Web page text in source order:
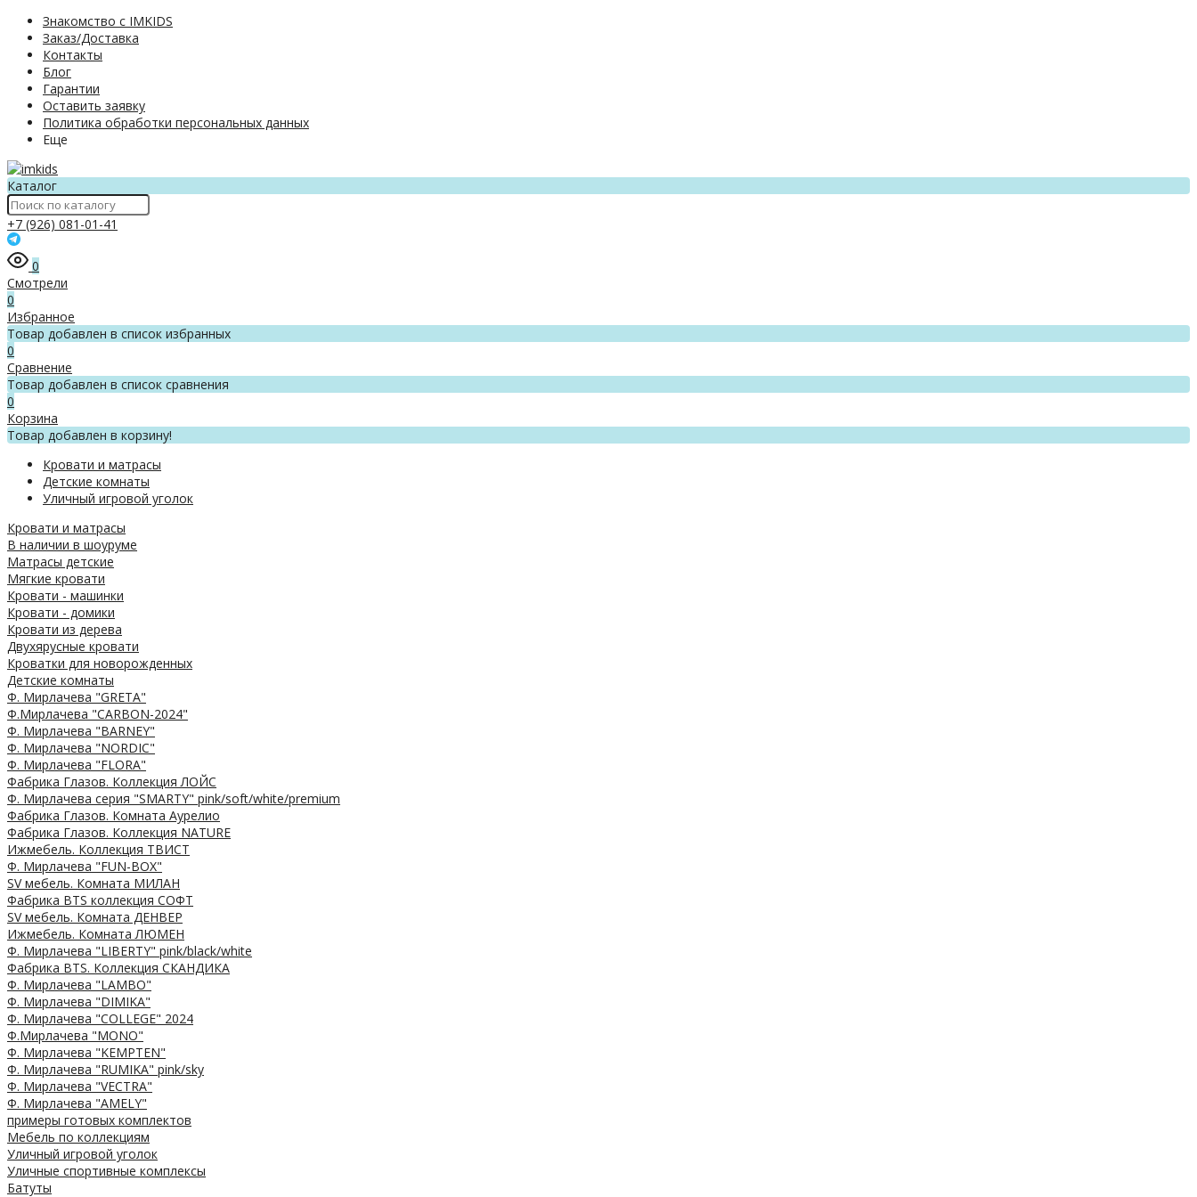
Знакомство с IMKIDS
Заказ/Доставка
Контакты
Блог
Гарантии
Оставить заявку
Политика обработки персональных данных
Еще
Каталог
+7 (926) 081-01-41
0
Смотрели
0
Избранное
Товар добавлен в список избранных
0
Сравнение
Товар добавлен в список сравнения
0
Корзина
Товар добавлен в корзину!
Кровати и матрасы
Детские комнаты
Уличный игровой уголок
Кровати и матрасы
В наличии в шоуруме
Матрасы детские
Мягкие кровати
Кровати - машинки
Кровати - домики
Кровати из дерева
Двухярусные кровати
Кроватки для новорожденных
Детские комнаты
Ф. Мирлачева "GRETA"
Ф.Мирлачева "CARBON-2024"
Ф. Мирлачева "BARNEY"
Ф. Мирлачева "NORDIC"
Ф. Мирлачева "FLORA"
Фабрика Глазов. Коллекция ЛОЙС
Ф. Мирлачева серия "SMARTY" pink/soft/white/premium
Фабрика Глазов. Комната Аурелио
Фабрика Глазов. Коллекция NATURE
Ижмебель. Коллекция ТВИСТ
Ф. Мирлачева "FUN-BOX"
SV мебель. Комната МИЛАН
Фабрика BTS коллекция СОФТ
SV мебель. Комната ДЕНВЕР
Ижмебель. Комната ЛЮМЕН
Ф. Мирлачева "LIBERTY" pink/black/white
Фабрика BTS. Коллекция СКАНДИКА
Ф. Мирлачева "LAMBO"
Ф. Мирлачева "DIMIKA"
Ф. Мирлачева "COLLEGE" 2024
Ф.Мирлачева "MONO"
Ф. Мирлачева "KEMPTEN"
Ф. Мирлачева "RUMIKA" pink/sky
Ф. Мирлачева "VECTRA"
Ф. Мирлачева "AMELY"
примеры готовых комплектов
Мебель по коллекциям
Уличный игровой уголок
Уличные спортивные комплексы
Батуты